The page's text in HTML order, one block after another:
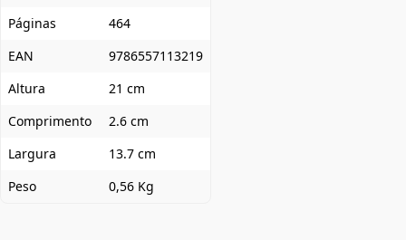
Páginas
464
EAN
9786557113219
Altura
21 cm
Comprimento
2.6 cm
Largura
13.7 cm
Peso
0,56 Kg